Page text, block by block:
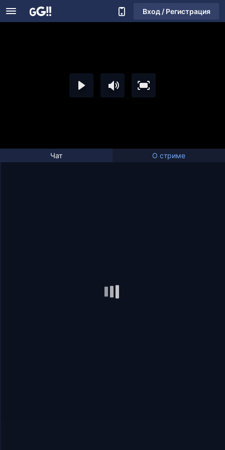
Вход / Регистрация
Чат О стриме